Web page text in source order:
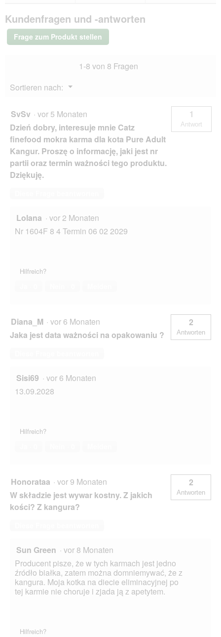
Nassfutter
Katze
Adult
Kundenfragen und -antworten
Frage zum Produkt stellen
1-8 von 8 Fragen
Sortieren nach:
▼
Menü
SvSv · vor 5 Monaten
Dzień dobry, interesuje mnie Catz
finefood mokra karma dla kota Pure Adult
Kangur. Proszę o informację, jaki jest nr
partii oraz termin ważności tego produktu.
Dziękuję.
1
Antwort
Lolana · vor 2 Monaten
Nr 1604F 8 4 Termin 06 02 2029
Hilfreich?
Diana_M · vor 6 Monaten
Jaka jest data ważności na opakowaniu ?
2
Antworten
Sisi69 · vor 6 Monaten
13.09.2028
Hilfreich?
Honorataa · vor 9 Monaten
W składzie jest wywar kostny. Z jakich
kości? Z kangura?
2
Antworten
Sun Green · vor 8 Monaten
Producent pisze, że w tych karmach jest jedno
źródło białka, zatem można domniemywać, że z
kangura. Moja kotka na diecie eliminacyjnej po
tej karmie nie choruje i zjada ją z apetytem.
Hilfreich?